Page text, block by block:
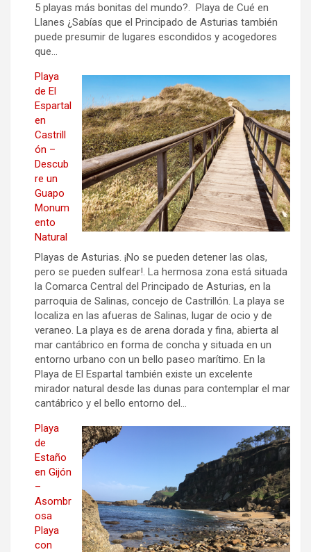
5 playas más bonitas del mundo?. Playa de Cué en
Llanes ¿Sabías que el Principado de Asturias también
puede presumir de lugares escondidos y acogedores
que…
Playa
de El
Espartal
en
Castrill
ón –
Descub
re un
Guapo
Monum
ento
Natural
Playas de Asturias. ¡No se pueden detener las olas,
pero se pueden sulfear!. La hermosa zona está situada
la Comarca Central del Principado de Asturias, en la
parroquia de Salinas, concejo de Castrillón. La playa se
localiza en las afueras de Salinas, lugar de ocio y de
veraneo. La playa es de arena dorada y fina, abierta al
mar cantábrico en forma de concha y situada en un
entorno urbano con un bello paseo marítimo. En la
Playa de El Espartal también existe un excelente
mirador natural desde las dunas para contemplar el mar
cantábrico y el bello entorno del…
Playa
de
Estaño
en Gijón
–
Asombr
osa
Playa
con